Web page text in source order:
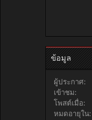
ข้อมูล
ผู้ประกาศ:
เข้าชม:
โพสต์เมื่อ:
หมดอายุใน: